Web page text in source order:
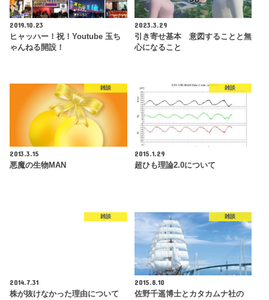
2019.10.23
ヒャッハー！祝！Youtube 玉ち
ゃんねる開設！
2023.3.29
引き寄せ基本 意図することと無
心になること
雑談
2013.3.15
悪魔の生物MAN
雑談
2015.1.29
超ひも理論2.0について
雑談
2014.7.31
株が抜けなかった理由について
雑談
2015.8.10
佐野千遥博士とカタカムナ社の